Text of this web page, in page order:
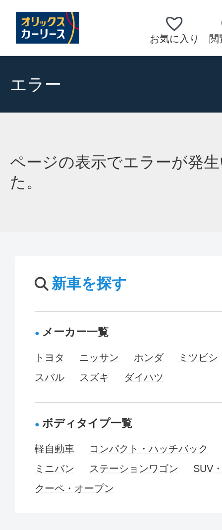
お気に入り 閲
エラー
ページの表示でエラーが発
た。
新車を探す
メーカー一覧
トヨタ ニッサン ホンダ
ミツビシ
スバル
スズキ ダイハツ
ボディタイプ一覧
軽自動車
コンパクト・ハッチバック
ミニバン
ステーションワゴン
SUV
クーペ・オープン